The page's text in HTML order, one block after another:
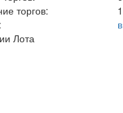
торгов:
Лота